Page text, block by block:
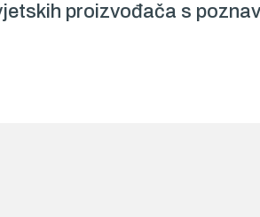
proizvođača s